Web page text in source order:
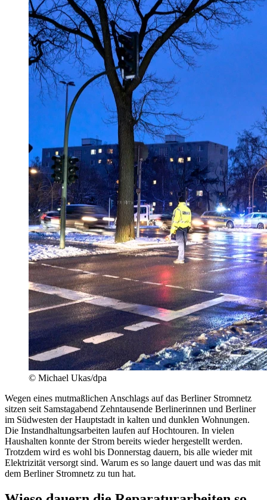
© Michael Ukas/dpa
Wegen eines mutmaßlichen Anschlags auf das Berliner Stromnetz
sitzen seit Samstagabend Zehntausende Berlinerinnen und Berliner
im Südwesten der Hauptstadt in kalten und dunklen Wohnungen.
Die Instandhaltungsarbeiten laufen auf Hochtouren. In vielen
Haushalten konnte der Strom bereits wieder hergestellt werden.
Trotzdem wird es wohl bis Donnerstag dauern, bis alle wieder mit
Elektrizität versorgt sind. Warum es so lange dauert und was das mit
dem Berliner Stromnetz zu tun hat.